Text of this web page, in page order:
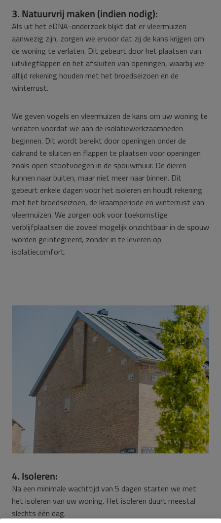
3. Natuurvrij maken (indien nodig):
Als uit het eDNA-onderzoek blijkt dat er vleermuizen
aanwezig zijn, zorgen we ervoor dat zij de kans krijgen om
de woning te verlaten. Dit gebeurt door het plaatsen van
uitvliegflappen en het afsluiten van openingen, waarbij we
altijd rekening houden met het broedseizoen en de
winterrust.
We geven vogels en vleermuizen de kans om uw woning te
verlaten voordat we aan de isolatiewerkzaamheden
beginnen. Dit wordt bereikt door openingen onder de
dakrand te sluiten en flappen te plaatsen voor openingen
zoals open stootvoegen in de spouwmuur. De dieren
kunnen naar buiten, maar niet meer naar binnen. Dit
gebeurt enkele dagen voor het isoleren en houdt rekening
met het broedseizoen, de kraamperiode en winterrust van
vleermuizen. We zorgen ook voor toekomstige
verblijfplaatsen die zoveel mogelijk onzichtbaar in de spouw
worden geïntegreerd, zonder in te leveren op
isolatiecomfort.
4. Isoleren:
Na een minimale wachttijd van 5 dagen starten we met
het isoleren van uw woning. Het isoleren duurt meestal
slechts één dag.